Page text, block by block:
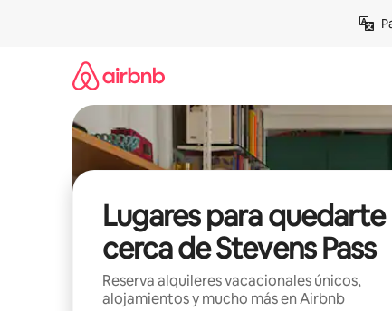
Lugares para quedarte
cerca de Stevens Pass
Reserva alquileres vacacionales únicos,
alojamientos y mucho más en Airbnb